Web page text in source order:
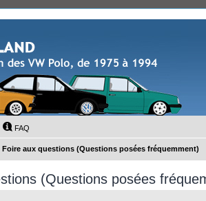
FAQ
Foire aux questions (Questions posées fréquemment)
(Questions posées